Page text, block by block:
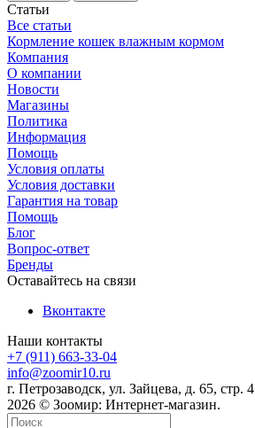
Статьи
Все статьи
Кормление кошек влажным кормом
Компания
О компании
Новости
Магазины
Политика
Информация
Помощь
Условия оплаты
Условия доставки
Гарантия на товар
Помощь
Блог
Вопрос-ответ
Бренды
Оставайтесь на связи
Вконтакте
Наши контакты
+7 (911) 663-33-04
info@zoomir10.ru
г. Петрозаводск, ул. Зайцева, д. 65, стр. 4
2026 © Зоомир: Интернет-магазин.